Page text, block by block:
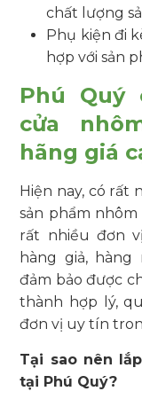
chất lượng
Phụ kiện đi
hợp với sản
Phú Quý
cửa
hãng giá
Hiện nay, có rất
sản phẩm
rất nhiều đơn
hàng giả,
đảm bảo được
thành hợp lý,
đơn vị uy tín
Tại sao nên
tại Phú Quý?